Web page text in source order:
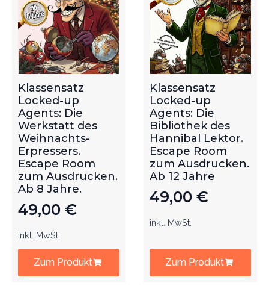
Klassensatz
Locked-up
Agents: Die
Werkstatt des
Weihnachts-
Erpressers.
Escape Room
zum Ausdrucken.
Ab 8 Jahre.
49,00 €
inkl. MwSt.
Zum Produkt
Klassensatz
Locked-up
Agents: Die
Bibliothek des
Hannibal Lektor.
Escape Room
zum Ausdrucken.
Ab 12 Jahre
49,00 €
inkl. MwSt.
Zum Produkt